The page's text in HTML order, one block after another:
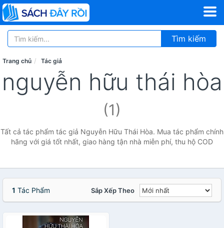
Tìm kiếm
Trang chủ Tác giả
nguyễn hữu thái hòa
(1)
Tất cả tác phẩm tác giả Nguyễn Hữu Thái Hòa. Mua tác phẩm chính
hãng với giá tốt nhất, giao hàng tận nhà miễn phí, thu hộ COD
1 Tác Phẩm Sắp Xếp Theo